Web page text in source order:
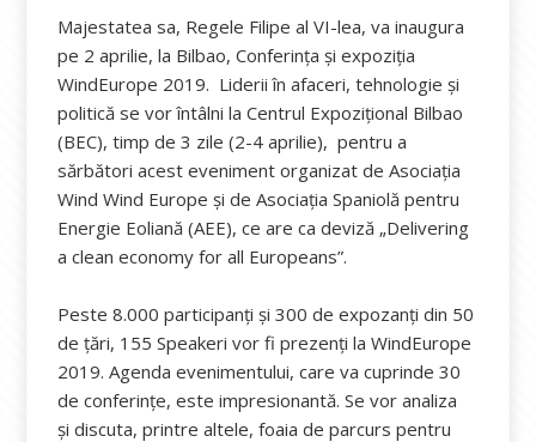
Majestatea sa, Regele Filipe al VI-lea, va inaugura
pe 2 aprilie, la Bilbao, Conferința și expoziția
WindEurope 2019. Liderii în afaceri, tehnologie și
politică se vor întâlni la Centrul Expozițional Bilbao
(BEC), timp de 3 zile (2-4 aprilie), pentru a
sărbători acest eveniment organizat de Asociația
Wind Wind Europe și de Asociația Spaniolă pentru
Energie Eoliană (AEE), ce are ca deviză „Delivering
a clean economy for all Europeans”.
Peste 8.000 participanți și 300 de expozanți din 50
de țări, 155 Speakeri vor fi prezenți la WindEurope
2019. Agenda evenimentului, care va cuprinde 30
de conferințe, este impresionantă. Se vor analiza
și discuta, printre altele, foaia de parcurs pentru